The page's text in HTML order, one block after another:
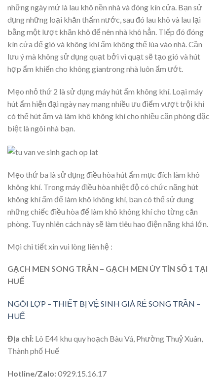
những ngày mứ là lau khô nền nhà và đóng kín cửa. Bạn sử
dụng những loại khăn thấm nước, sau đó lau khô và lau lại
bằng một lượt khăn khô để nên nhà khô hẳn. Tiếp đó đóng
kín cửa để gió và không khí ẩm không thể lùa vào nhà. Cần
lưu ý mà không sử dụng quạt bởi vì quạt sẽ tạo gió và hút
hợp ẩm khiến cho không giantrong nhà luôn ẩm ướt.
Mẹo nhỏ thứ 2 là sử dụng máy hút ẩm không khí. Loại máy
hút ẩm hiện đại ngày nay mang nhiều ưu điểm vượt trội khi
có thể hút ẩm và làm khô không khí cho nhiều căn phòng đặc
biệt là ngôi nhà bạn.
Mẹo thứ ba là sử dụng điều hòa hút ẩm mục đích làm khô
không khí. Trong máy điều hòa nhiệt độ có chức năng hút
không khí ẩm để làm khô không khí, bạn có thể sử dụng
những chiếc điều hòa để làm khô không khí cho từng căn
phòng. Tuy nhiên cách này sẽ làm tiêu hao điện năng khá lớn.
Mọi chi tiết xin vui lòng liên hệ :
GẠCH MEN SONG TRẦN – GẠCH MEN ÚY TÍN SỐ 1 TẠI
HUẾ
NGÓI LỢP – THIẾT BỊ VỆ SINH GIÁ RẺ SONG TRẦN –
HUẾ
Địa chỉ: Lô E44 khu quy hoạch Bàu Vá, Phường Thuỷ Xuân,
Thành phố Huế
Hotline/Zalo:0929.15.16.17